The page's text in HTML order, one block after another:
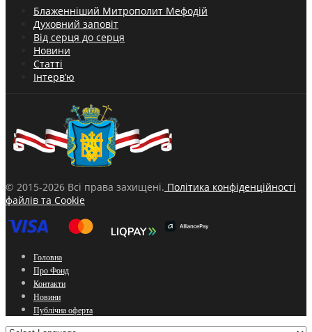
Блаженніший Митрополит Мефодій
Духовний заповіт
Від серця до серця
Новини
Статті
Інтерв’ю
© 2015-2026 Всі права захищені. Політика конфіденційності
файлів та Cookie
Головна
Про Фонд
Контакти
Новини
Публічна оферта